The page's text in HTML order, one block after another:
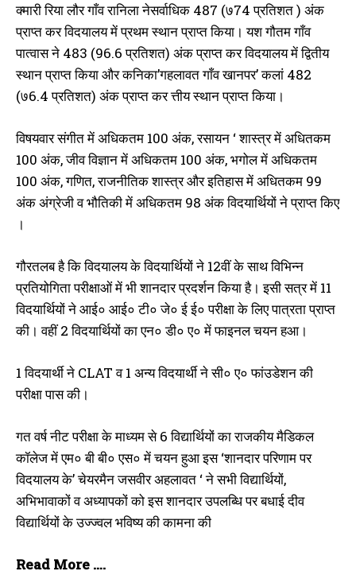
क्मारी रिया लौर गाँव रानिला नेसर्वाधिक 487 (७74 प्रतिशत ) अंक
प्राप्त कर विदयालय में प्रथम स्थान प्राप्त किया। यश गौतम गाँव
पात्वास ने 483 (96.6 प्रतिशत) अंक प्राप्त कर विदयालय में द्वितीय
स्थान प्राप्त किया और कनिका’गहलावत गाँव खानपर’ कलां 482
(७6.4 प्रतिशत) अंक प्राप्त कर त्तीय स्थान प्राप्त किया।
विषयवार संगीत में अधिकतम 100 अंक, रसायन ‘ शास्त्र में अधितकम
100 अंक, जीव विज्ञान में अधिकतम 100 अंक, भगोल में अधिकतम
100 अंक, गणित, राजनीतिक शास्त्र और इतिहास में अधितकम 99
अंक अंग्रेजी व भौतिकी में अधिकतम 98 अंक विदयार्थियों ने प्राप्त किए
।
गौरतलब है कि विदयालय के विदयार्थियों ने 12वीं के साथ विभिन्न
प्रतियोगिता परीक्षाओं में भी शानदार प्रदर्शन किया है। इसी सत्र में 11
विदयार्थियों ने आई० आई० टी० जे० ई ई० परीक्षा के लिए पात्रता प्राप्त
की। वहीं 2 विदयार्थियों का एन० डी० ए० में फाइनल चयन हआ।
1 विदयार्थी ने CLAT व 1 अन्य विदयार्थी ने सी० ए० फांउडेशन की
परीक्षा पास की।
गत वर्ष नीट परीक्षा के माध्यम से 6 विद्यार्थियों का राजकीय मैडिकल
कॉलेज में एम० बी बी० एस० में चयन हुआ इस ‘शानदार परिणाम पर
विदयालय के’ चेयरमैन जसवीर अहलावत ‘ ने सभी विद्यार्थियों,
अभिभावाकों व अध्यापकों को इस शानदार उपलब्धि पर बधाई दीव
विद्यार्थियों के उज्ज्वल भविष्य की कामना की
Read More ….